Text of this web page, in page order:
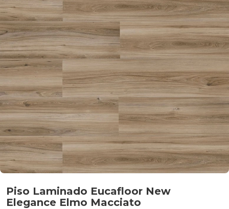
Piso Laminado Eucafloor New
Elegance Elmo Macciato